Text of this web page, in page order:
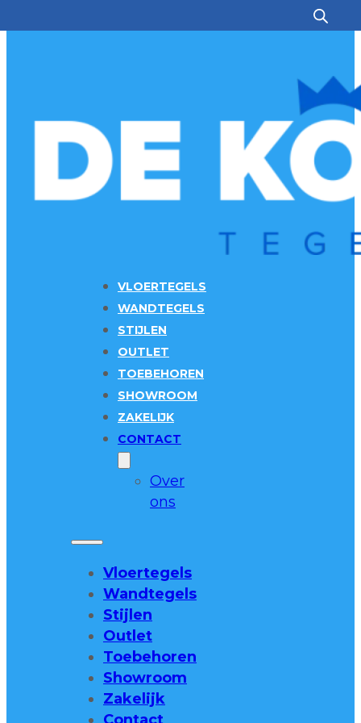
VLOERTEGELS
WANDTEGELS
STIJLEN
OUTLET
TOEBEHOREN
SHOWROOM
ZAKELIJK
CONTACT
Over
ons
Vloertegels
Wandtegels
Stijlen
Outlet
Toebehoren
Showroom
Zakelijk